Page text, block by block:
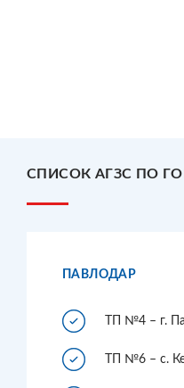
СПИСОК АГЗС ПО
ПАВЛОДАР
ТП №4 – г.
ТП №6 – с.